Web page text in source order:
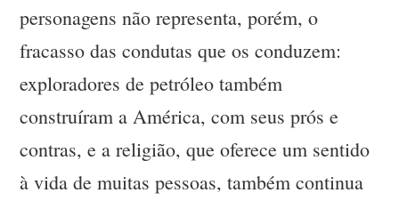
personagens não representa, porém, o
fracasso das condutas que os conduzem:
exploradores de petróleo também
construíram a América, com seus prós e
contras, e a religião, que oferece um sentido
à vida de muitas pessoas, também continua